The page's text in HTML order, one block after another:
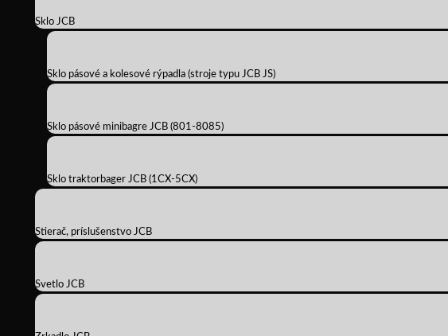
Sklo JCB
Sklo pásové a kolesové rýpadla (stroje typu JCB JS)
Sklo pásové minibagre JCB (801-8085)
Sklo traktorbager JCB (1CX-5CX)
Stierač, príslušenstvo JCB
Svetlo JCB